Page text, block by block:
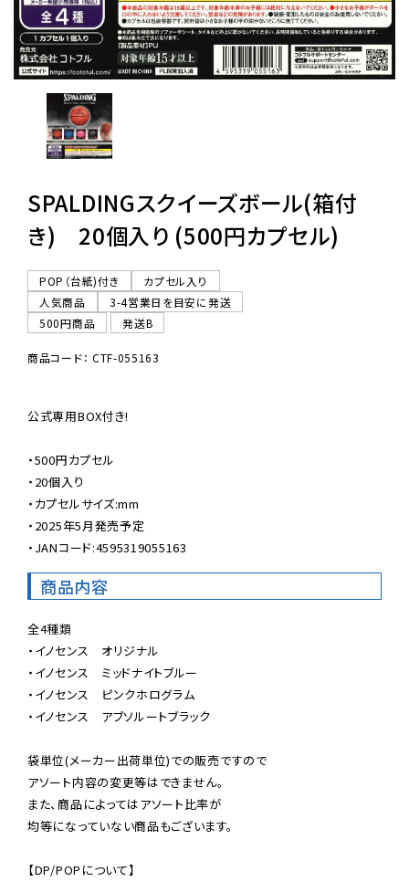
よくあるご質問
06-6282-7659
SPALDINGスクイーズボール(箱付
き) 20個入り (500円カプセル)
POP（台紙)付き
カプセル入り
人気商品
3-4営業日を目安に発送
500円商品
発送B
商品コード： CTF-055163
公式専用BOX付き!
・500円カプセル
・20個入り
・カプセルサイズ:mm
・2025年5月発売予定
・JANコード:4595319055163
商品内容
全4種類
・イノセンス　オリジナル
・イノセンス　ミッドナイトブルー
・イノセンス　ピンクホログラム
・イノセンス　アブソルートブラック
袋単位(メーカー出荷単位)での販売ですので
アソート内容の変更等はできません。
また、商品によってはアソート比率が
均等になっていない商品もございます。
【DP/POPについて】